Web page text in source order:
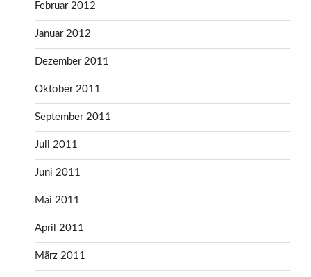
Februar 2012
Januar 2012
Dezember 2011
Oktober 2011
September 2011
Juli 2011
Juni 2011
Mai 2011
April 2011
März 2011